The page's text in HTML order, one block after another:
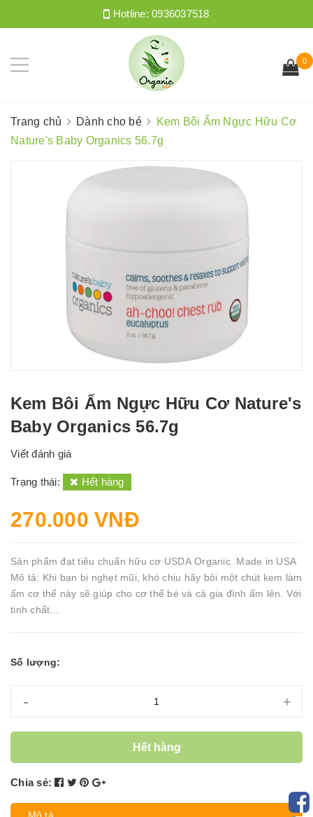
Hotline:0936037518
0
Trang chủ Dành cho bé
Kem Bôi Ấm Ngực Hữu Cơ
Nature's Baby Organics 56.7g
Kem Bôi Ấm Ngực Hữu Cơ Nature's
Baby Organics 56.7g
Viết đánh giá
Trạng thái: Hết hàng
270.000 VNĐ
Sản phẩm đạt tiêu chuẩn hữu cơ USDA Organic. Made in USA
Mô tả: Khi bạn bị nghẹt mũi, khó chịu hãy bôi một chút kem làm
ấm cơ thể này sẽ giúp cho cơ thể bé và cả gia đình ấm lên. Với
tinh chất...
Số lượng:
- +
Hết hàng
Chia sẻ: